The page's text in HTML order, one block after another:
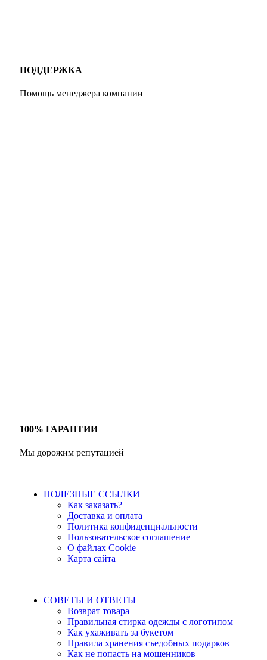
ПОДДЕРЖКА
Помощь менеджера компании
100% ГАРАНТИИ
Мы дорожим репутацией
ПОЛЕЗНЫЕ ССЫЛКИ
Как заказать?
Доставка и оплата
Политика конфиденциальности
Пользовательское соглашение
О файлах Cookie
Карта сайта
СОВЕТЫ И ОТВЕТЫ
Возврат товара
Правильная стирка одежды с логотипом
Как ухаживать за букетом
Правила хранения съедобных подарков
Как не попасть на мошенников